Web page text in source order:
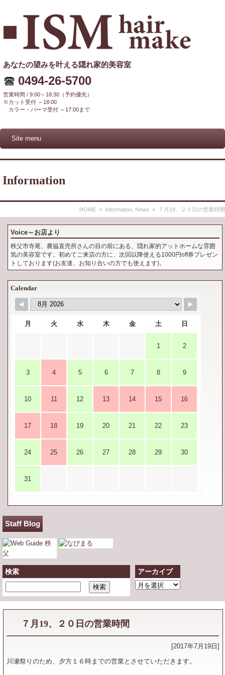
あなたの望みを叶える隠れ家的美容室
0494-26-5700
営業時間 / 9:00～18:30（予約優先）
※カット受付 ～18:00
カラー・パーマ受付 ～17:00まで
Site menu
Information
HOME » Information News » ７月19、２０日の営業時間
Voice～お店より
秩父市寺尾、農協直売所さんの目の前にある、隠れ家的アットホームな雰囲
気の美容室です。初めてご来店の方に、次回以降使える1000円off券プレゼン
トしております(お友達、お知り合いの方でも使えます)。
Calendar
月 火 水 木 金 土 日
1 2
3 4 5 6 7 8 9
10 11 12 13 14 15 16
17 18 19 20 21 22 23
24 25 26 27 28 29 30
31
Staff Blog
検索 アーカイブ
ア
７月19、２０日の営業時間
[2017年7月19日]
川瀬祭りのため、夕方１６時までの営業とさせていただきます。